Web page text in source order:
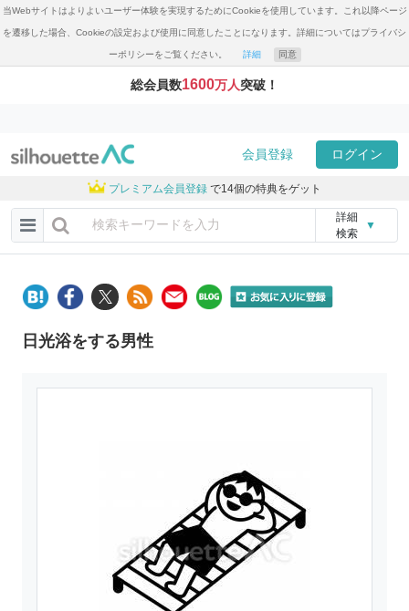
当Webサイトはよりよいユーザー体験を実現するためにCookieを使用しています。これ以降ページ
を遷移した場合、Cookieの設定および使用に同意したことになります。詳細についてはプライバシ
ーポリシーをご覧ください。 詳細 同意
総会員数1600万人突破！
会員登録 ログイン
プレミアム会員登録 で14個の特典をゲット
詳細
検索
▼
日光浴をする男性